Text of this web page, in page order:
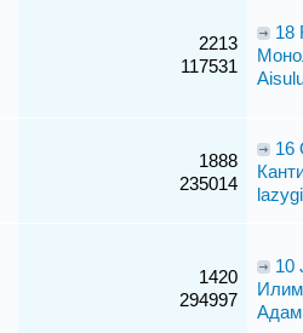
2213
117531
18
1888
235014
16
1420
294997
10
Адам